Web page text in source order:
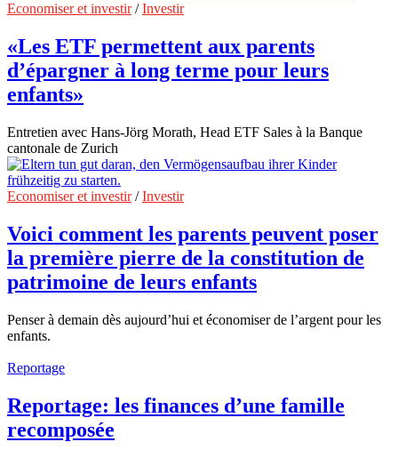
Economiser et investir/Investir
«Les ETF permettent aux parents
d’épargner à long terme pour leurs
enfants»
Entretien avec Hans-Jörg Morath, Head ETF Sales à la Banque
cantonale de Zurich
Economiser et investir/Investir
Voici comment les parents peuvent poser
la première pierre de la constitution de
patrimoine de leurs enfants
Penser à demain dès aujourd’hui et économiser de l’argent pour les
enfants.
Reportage
Reportage: les finances d’une famille
recomposée